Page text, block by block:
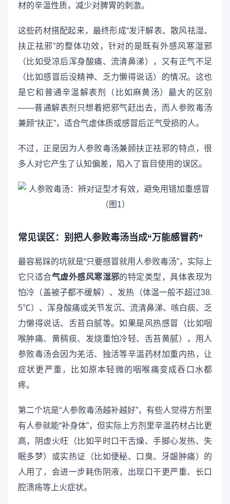
材的辛温性质，减少对脾胃的刺激。
这些药材搭配起来，最终形成“发汗解表、散风祛湿、
扶正祛邪”的整体功效，针对的是既有外感风寒湿邪
（比如受凉后浑身酸痛、流清鼻涕），又有正气不足
（比如感冒后没精神、乏力懒得说话）的情况。这也
是它和普通辛温解表剂（比如麻黄汤）最大的区别
——普通解表剂只想着把邪气赶出去，而人参败毒汤
兼顾“扶正”，适合气虚体质或感冒后正气受损的人。
不过，正是因为人参败毒汤兼顾扶正祛邪的特点，很
多人对它产生了认知偏差，陷入了盲目使用的误区。
常见误区：别把人参败毒汤当成“万能感冒药”
最容易踩的坑就是“只要感冒就用人参败毒汤”，实际上
它只适合气虚外感风寒湿邪的特定类型，具体表现为
怕冷（盖被子都不缓解）、发热（体温一般不超过38.
5℃）、浑身酸痛或关节发沉、流清鼻涕、咳白痰、乏
力懒得说话、舌苔白腻等。如果是风热感冒（比如咽
喉肿痛、黄稠痰、发烧重怕冷轻、舌苔黄腻），用人
参败毒汤会因为羌活、独活等辛温药材加重内热，让
症状更严重，比如原本轻微的咽喉痛变成吞口水都
疼。
第二个坑是“人参败毒汤越补越好”，有些人觉得方剂里
有人参就能“补身体”，但实际上方剂里辛温药材占比更
高，阴虚火旺（比如平时口干舌燥、手脚心发热、失
眠多梦）或实热证（比如便秘、口臭、牙龈肿痛）的
人用了，会进一步耗伤阴液，出现口干更严重、长口
腔溃疡等上火症状。